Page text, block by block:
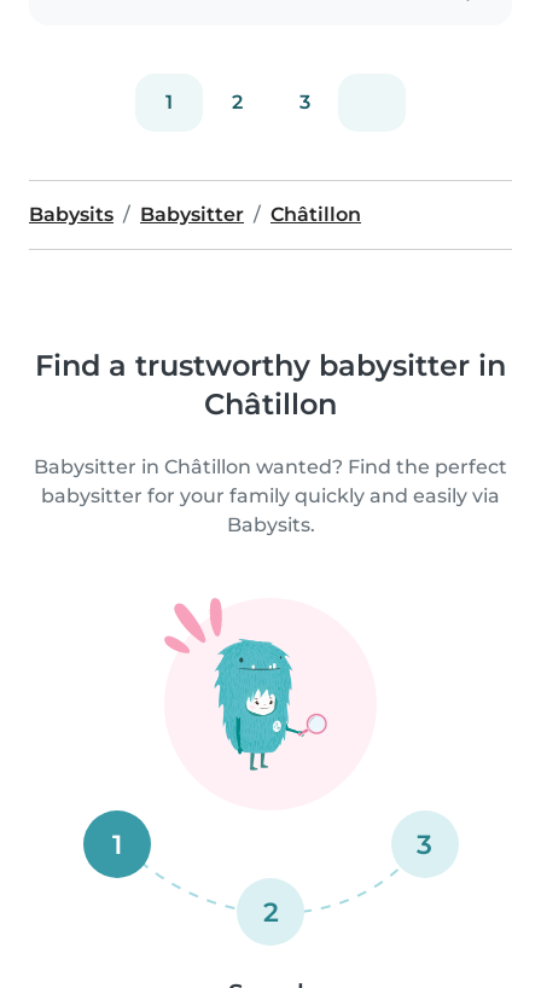
1 2 3
Babysits Babysitter Châtillon
Find a trustworthy babysitter in
Châtillon
Babysitter in Châtillon wanted? Find the perfect
babysitter for your family quickly and easily via
Babysits.
1
2
3